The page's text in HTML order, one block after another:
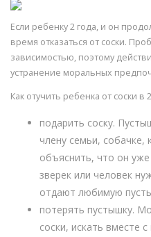
Если ребенку 2 года, и он
время отказаться от соски.
зависимостью, поэтому
устранение моральных
Как отучить ребенка от соски в
подарить соску.
члену семьи, собачке,
объяснить, что он
зверек или человек
отдают любимую
потерять пустышку.
соски, искать вместе